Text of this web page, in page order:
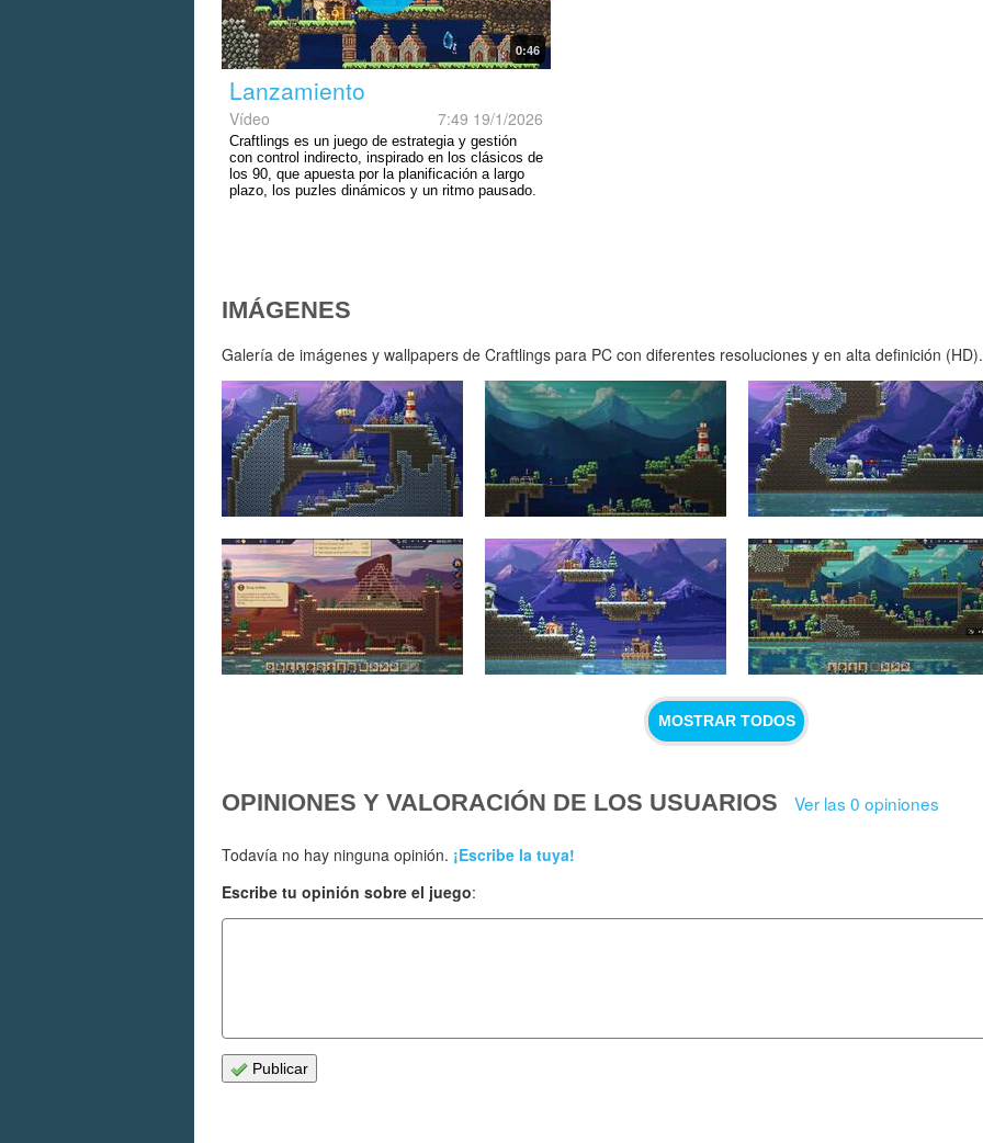
0:46
Lanzamiento
Vídeo 7:49 19/1/2026
Craftlings es un juego de estrategia y gestión
con control indirecto, inspirado en los clásicos de
los 90, que apuesta por la planificación a largo
plazo, los puzles dinámicos y un ritmo pausado.
IMÁGENES
Galería de imágenes y wallpapers de Craftlings para PC con diferentes resoluciones y en alta definición (HD).
MOSTRAR TODOS
OPINIONES Y VALORACIÓN DE LOS USUARIOS Ver las 0 opiniones
Todavía no hay ninguna opinión. ¡Escribe la tuya!
Escribe tu opinión sobre el juego:
Publicar